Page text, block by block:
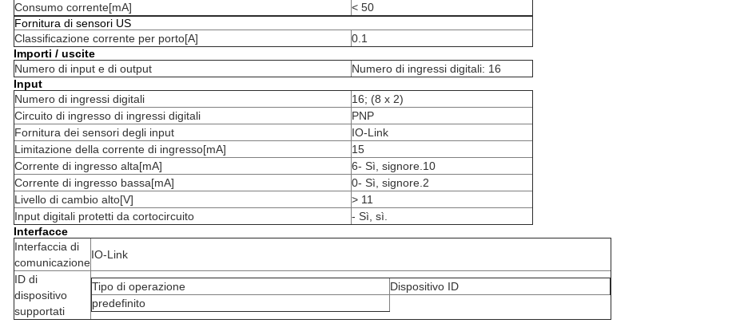
Consumo corrente[mA]
< 50
Fornitura di sensori US
Classificazione corrente per porto[A]
0.1
Importi / uscite
Numero di input e di output
Numero di ingressi digitali: 16
Input
Numero di ingressi digitali
16; (8 x 2)
Circuito di ingresso di ingressi digitali
PNP
Fornitura dei sensori degli input
IO-Link
Limitazione della corrente di ingresso[mA]
15
Corrente di ingresso alta[mA]
6- Sì, signore.10
Corrente di ingresso bassa[mA]
0- Sì, signore.2
Livello di cambio alto[V]
> 11
Input digitali protetti da cortocircuito
- Sì, sì.
Interfacce
Interfaccia di
comunicazione
IO-Link
ID di
dispositivo
supportati
Tipo di operazione
Dispositivo ID
predefinito